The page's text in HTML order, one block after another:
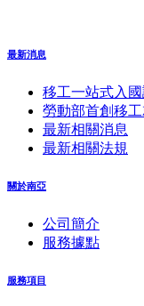
最新消息
移工一站式入
勞動部首創移
最新相關消息
最新相關法規
關於南亞
公司簡介
服務據點
服務項目